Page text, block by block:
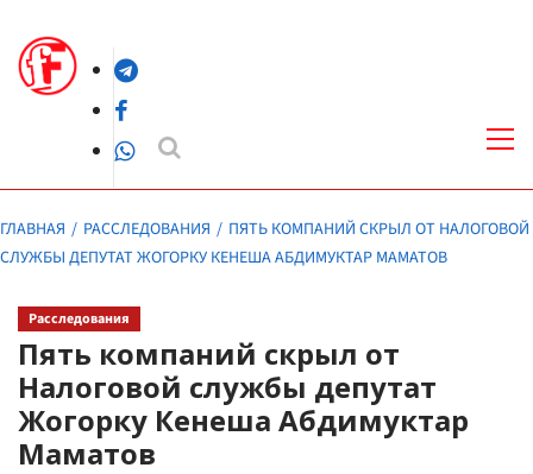
содержимомуTelegram
Facebook
WhatsApp
ГЛАВНАЯ РАССЛЕДОВАНИЯ
ПЯТЬ КОМПАНИЙ СКРЫЛ ОТ НАЛОГОВОЙ
СЛУЖБЫ ДЕПУТАТ ЖОГОРКУ КЕНЕША АБДИМУКТАР МАМАТОВ
Расследования
Пять компаний скрыл от
Налоговой службы депутат
Жогорку Кенеша Абдимуктар
Маматов